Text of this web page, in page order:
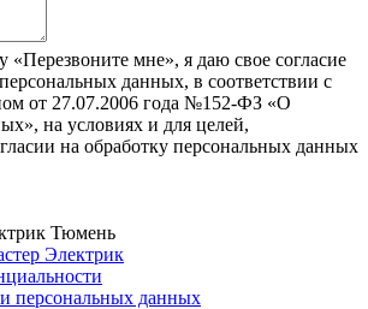
мне», я даю свое согласие
данных, в соответствии с
от 27.07.2006 года №152-ФЗ «О
на условиях и для целей,
на обработку персональных данных
Тюмень
Электрик
персональных данных